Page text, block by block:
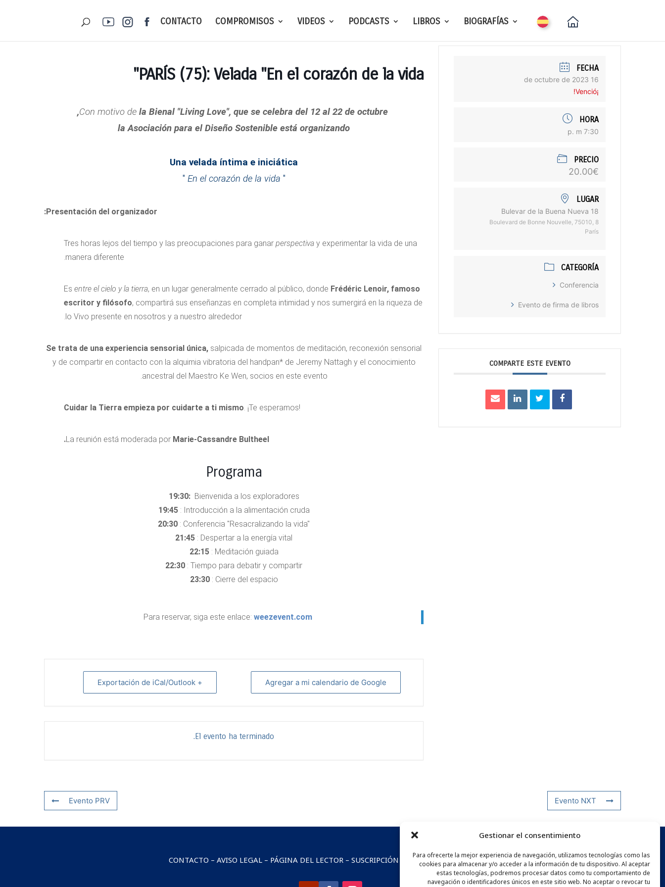
Gestionar el consentimiento
Para ofrecerte la mejor experiencia de navegación, utilizamos tecnologías como las
cookies para almacenar y/o acceder a la información de tu dispositivo. Al aceptar
estas tecnologías, podremos procesar datos como tu comportamiento de
navegación o identificadores únicos en este sitio web. No aceptar o revocar tu
BIOGRAFÍAS
LIBROS
PODCASTS
VIDEOS
COMPROMISOS
CONTACTO
PARÍS (75): Velada "En el corazón de la vida"
la Bienal "Living Love", que se celebra del 12 al 22 de octubre,
la Asociación para el Diseño Sostenible está organizando
Una velada íntima e iniciática
"
En el corazón de la vida
"
Presentación del organizador:
Tres horas lejos del tiempo y las preocupaciones para ganar perspectiva y experimentar la vida de una
manera diferente.
Es entre el cielo y la tierra, en un lugar generalmente cerrado al público, donde Frédéric Lenoir, famoso
escritor y filósofo, compartirá sus enseñanzas en completa intimidad y nos sumergirá en la riqueza de
lo Vivo presente en nosotros y a nuestro alrededor.
Se trata de una experiencia sensorial única, salpicada de momentos de meditación, reconexión sensorial
y de compartir en contacto con la alquimia vibratoria del handpan* de Jeremy Nattagh y el conocimiento
ancestral del Maestro Ke Wen, socios en este evento.
Cuidar la Tierra empieza por cuidarte a ti mismo. ¡Te esperamos!
La reunión está moderada por Marie-Cassandre Bultheel.
Programa
19:30: Bienvenida a los exploradores
19:45: Introducción a la alimentación cruda
20:30 : Conferencia "Resacralizando la vida"
21:45 : Despertar a la energía vital
22:15: Meditación guiada
22:30 : Tiempo para debatir y compartir
23:30: Cierre del espacio
Para reservar, siga este enlace: weezevent.com
Agregar a mi calendario de Google
+ Exportación de iCal/Outlook
El evento ha terminado.
FECHA
16 de octubre de 2023
¡Venció!
HORA
7:30 p. m
PRECIO
20.00€
LUGAR
18 Bulevar de la Buena Nueva
8 Boulevard de Bonne Nouvelle, 75010,
París
CATEGORÍA
Conferencia
Evento de firma de libros
COMPARTE ESTE EVENTO
Evento PRV Evento NXT
CONTACTO – AVISO LEGAL– PÁGINA DEL LECTOR – SUSCRIPCIÓN AL BOLETÍN INFORMATIVO